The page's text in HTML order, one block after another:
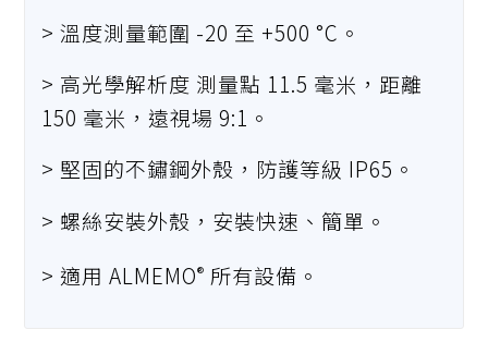
> 溫度測量範圍 -20 至 +500 °C。
> 高光學解析度 測量點 11.5 毫米， 距離
150 毫米，遠視場 9:1。
> 堅固的不鏽鋼外殼， 防護等級 IP65。
> 螺絲安裝外殼，安裝快速、簡單。
> 適用 ALMEMO® 所有設備。